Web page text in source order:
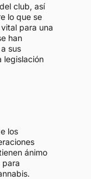
club, así
lo que se
para una
han
sus
legislación
los
ánimo
para